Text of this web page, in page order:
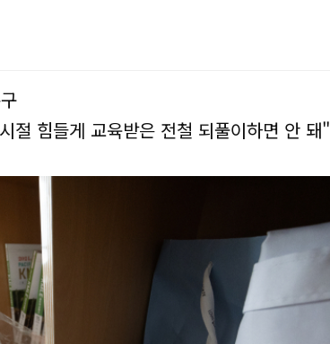
절 힘들게 교육받은 전철 되풀이하면 안 돼"